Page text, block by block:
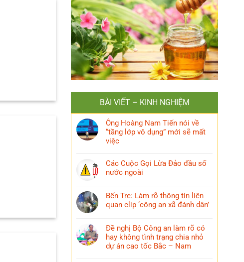
BÀI VIẾT – KINH NGHIỆM
Ông Hoàng Nam Tiến nói về
“tầng lớp vô dụng” mới sẽ mất
việc
Các Cuộc Gọi Lừa Đảo đầu số
nước ngoài
Bến Tre: Làm rõ thông tin liên
quan clip ‘công an xã đánh dân’
Đề nghị Bộ Công an làm rõ có
hay không tình trạng chia nhỏ
dự án cao tốc Bắc – Nam